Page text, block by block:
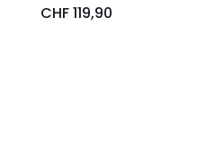
CHF 119,90